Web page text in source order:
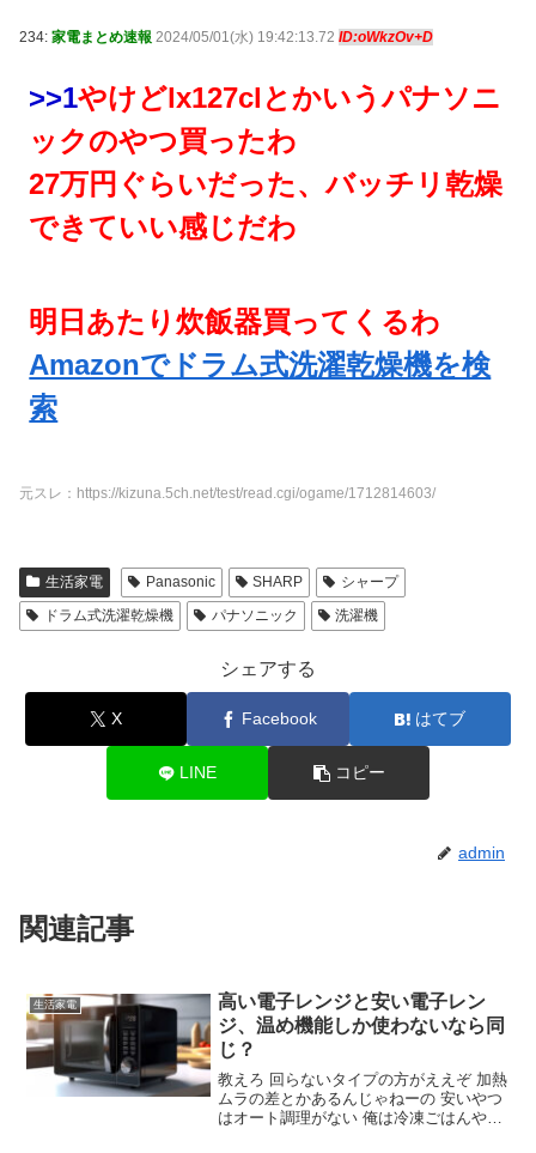
234: 家電まとめ速報 2024/05/01(水) 19:42:13.72 ID:oWkzOv+D
>>1やけどlx127clとかいうパナソニ
ックのやつ買ったわ
27万円ぐらいだった、バッチリ乾燥
できていい感じだわ
明日あたり炊飯器買ってくるわ
Amazonでドラム式洗濯乾燥機を検
索
元スレ：https://kizuna.5ch.net/test/read.cgi/ogame/1712814603/
生活家電 Panasonic SHARP
シャープ
ドラム式洗濯乾燥機
パナソニック 洗濯機
シェアする
X Facebook はてブ
LINE コピー
admin
関連記事
生活家電
高い電子レンジと安い電子レン
ジ、温め機能しか使わないなら同
じ？
教えろ 回らないタイプの方がええぞ 加熱
ムラの差とかあるんじゃねーの 安いやつ
はオート調理がない 俺は冷凍ごはんやコ